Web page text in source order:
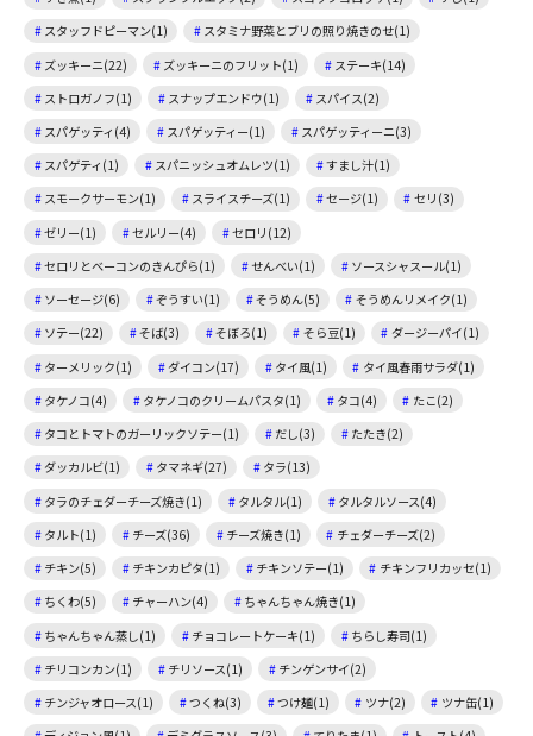
スタッフドピーマン(1)
スタミナ野菜とブリの照り焼きのせ(1)
ズッキーニ(22)
ズッキーニのフリット(1)
ステーキ(14)
ストロガノフ(1)
スナップエンドウ(1)
スパイス(2)
スパゲッティ(4)
スパゲッティー(1)
スパゲッティーニ(3)
スパゲティ(1)
スパニッシュオムレツ(1)
すまし汁(1)
スモークサーモン(1)
スライスチーズ(1) セージ(1)
セリ(3)
ゼリー(1)
セルリー(4)
セロリ(12)
セロリとベーコンのきんぴら(1)
せんべい(1)
ソースシャスール(1)
ソーセージ(6)
ぞうすい(1) そうめん(5)
そうめんリメイク(1)
ソテー(22)
そば(3) そぼろ(1) そら豆(1)
ダージーパイ(1)
ターメリック(1)
ダイコン(17) タイ風(1)
タイ風春雨サラダ(1)
タケノコ(4)
タケノコのクリームパスタ(1) タコ(4)
たこ(2)
タコとトマトのガーリックソテー(1)
だし(3)
たたき(2)
ダッカルビ(1)
タマネギ(27)
タラ(13)
タラのチェダーチーズ焼き(1)
タルタル(1)
タルタルソース(4)
タルト(1)
チーズ(36) チーズ焼き(1)
チェダーチーズ(2)
チキン(5)
チキンカピタ(1) チキンソテー(1)
チキンフリカッセ(1)
ちくわ(5)
チャーハン(4)
ちゃんちゃん焼き(1)
ちゃんちゃん蒸し(1)
チョコレートケーキ(1)
ちらし寿司(1)
チリコンカン(1)
チリソース(1)
チンゲンサイ(2)
チンジャオロース(1)
つくね(3) つけ麺(1) ツナ(2)
ツナ缶(1)